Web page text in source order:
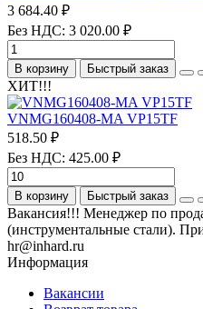
3 684.40 ₽
Без НДС: 3 020.00 ₽
В корзину Быстрый заказ
ХИТ!!!
VNMG160408-MA VP15TF
518.50 ₽
Без НДС: 425.00 ₽
В корзину Быстрый заказ
Вакансия!!! Менеджер по
(инструментальные стали).
hr@inhard.ru
Информация
Вакансии